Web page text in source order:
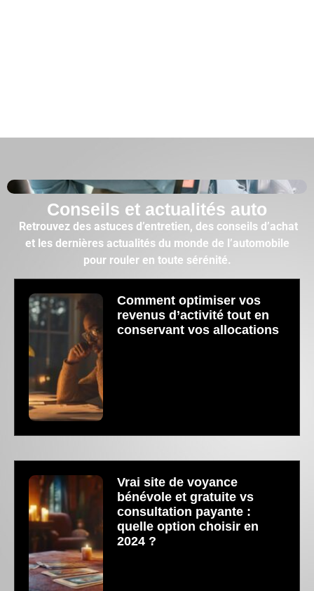
Conseils et actualités auto
Retrouvez des astuces d’entretien, des conseils d’achat
et les dernières actualités du monde de l’automobile
pour rouler en toute sérénité.
Comment optimiser vos
revenus d’activité tout en
conservant vos allocations
Vrai site de voyance
bénévole et gratuite vs
consultation payante :
quelle option choisir en
2024 ?